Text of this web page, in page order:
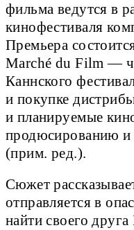
фильма ведутся в
кинофестиваля
Премьера
Marché du Film —
Каннского
и покупке
и планируемые
продюсированию и
(прим. ред.).
Сюжет
отправляется в
найти своего